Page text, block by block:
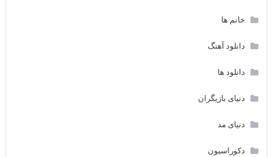
خانم ها
دانلود آهنگ
دانلود ها
دنیای بازیگران
دنیای مد
دکوراسیون